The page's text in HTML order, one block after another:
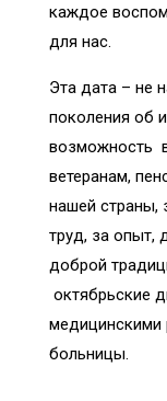
каждое
для нас.
Эта дата – не
поколения об
возможность
ветеранам,
нашей страны,
труд, за
доброй
октябрьские
медицинскими
больницы.